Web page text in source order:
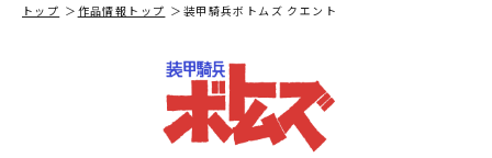
トップ 作品情報トップ 装甲騎兵ボトムズ クエント